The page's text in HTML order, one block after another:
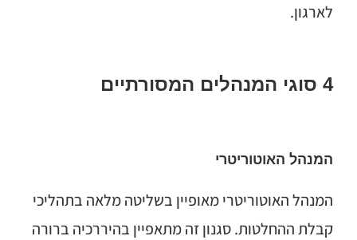
לארגון.
4 סוגי המנהלים המסורתיים
המנהל האוטוריטרי
המנהל האוטוריטרי מאופיין בשליטה מלאה בתהליכי
קבלת ההחלטות. סגנון זה מתאפיין בהיררכיה ברורה